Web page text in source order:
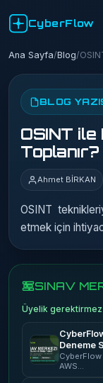
CyberFlow
Ana Sayfa/Blog/
BLOG
OSINT ile
Toplanır?
Ahmet BİRKAN
OSINT
etmek için
SINAV
Üyelik
Deneme
CyberFlow
AWS…